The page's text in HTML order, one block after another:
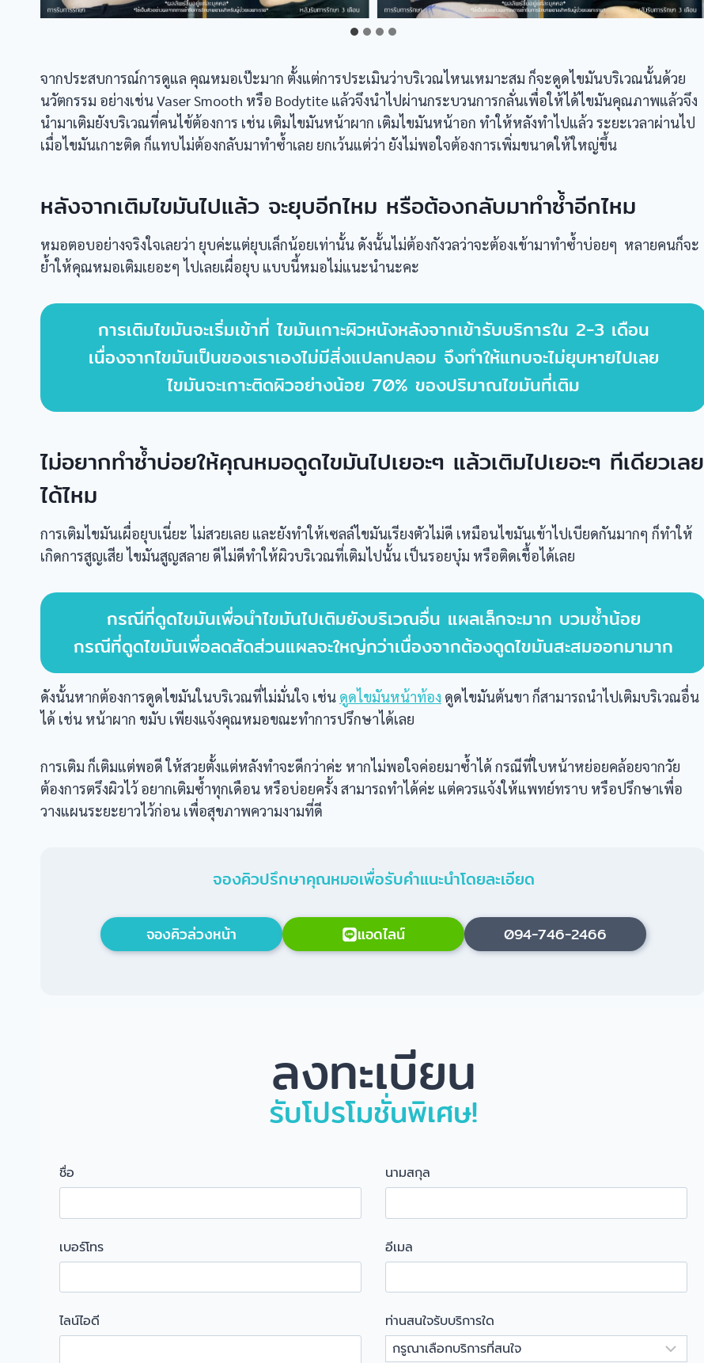
จากประสบการณ์การดูแล คุณหมอเป๊ะมาก ตั้งแต่การประเมินว่าบริเวณไหนเหมาะสม ก็จะดูดไขมันบริเวณนั้นด้วย
นวัตกรรม อย่างเช่น Vaser Smooth หรือ Bodytite แล้วจึงนำไปผ่านกระบวนการกลั่นเพื่อให้ได้ไขมันคุณภาพแล้วจึง
นำมาเติมยังบริเวณที่คนไข้ต้องการ เช่น เติมไขมันหน้าผาก เติมไขมันหน้าอก ทำให้หลังทำไปแล้ว ระยะเวลาผ่านไป
เมื่อไขมันเกาะติด ก็แทบไม่ต้องกลับมาทำซ้ำเลย ยกเว้นแต่ว่า ยังไม่พอใจต้องการเพิ่มขนาดให้ใหญ่ขึ้น
หลังจากเติมไขมันไปแล้ว จะยุบอีกไหม หรือต้องกลับมาทำซ้ำอีกไหม
หมอตอบอย่างจริงใจเลยว่า ยุบค่ะแต่ยุบเล็กน้อยเท่านั้น ดังนั้นไม่ต้องกังวลว่าจะต้องเข้ามาทำซ้ำบ่อยๆ หลายคนก็จะ
ย้ำให้คุณหมอเติมเยอะๆ ไปเลยเผื่อยุบ แบบนี้หมอไม่แนะนำนะคะ
การเติมไขมันจะเริ่มเข้าที่ ไขมันเกาะผิวหนังหลังจากเข้ารับบริการใน 2-3 เดือน
เนื่องจากไขมันเป็นของเราเองไม่มีสิ่งแปลกปลอม จึงทำให้แทบจะไม่ยุบหายไปเลย
ไขมันจะเกาะติดผิวอย่างน้อย 70% ของปริมาณไขมันที่เติม
ไม่อยากทำซ้ำบ่อยให้คุณหมอดูดไขมันไปเยอะๆ แล้วเติมไปเยอะๆ ทีเดียวเลย
ได้ไหม
การเติมไขมันเผื่อยุบเนี่ยะ ไม่สวยเลย และยังทำให้เซลล์ไขมันเรียงตัวไม่ดี เหมือนไขมันเข้าไปเบียดกันมากๆ ก็ทำให้
เกิดการสูญเสีย ไขมันสูญสลาย ดีไม่ดีทำให้ผิวบริเวณที่เติมไปนั้น เป็นรอยบุ๋ม หรือติดเชื้อได้เลย
กรณีที่ดูดไขมันเพื่อนำไขมันไปเติมยังบริเวณอื่น แผลเล็กจะมาก บวมช้ำน้อย
กรณีที่ดูดไขมันเพื่อลดสัดส่วนแผลจะใหญ่กว่าเนื่องจากต้องดูดไขมันสะสมออกมามาก
ดังนั้นหากต้องการดูดไขมันในบริเวณที่ไม่มั่นใจ เช่น ดูดไขมันหน้าท้อง ดูดไขมันต้นขา ก็สามารถนำไปเติมบริเวณอื่น
ได้ เช่น หน้าผาก ขมับ เพียงแจ้งคุณหมอขณะทำการปรึกษาได้เลย
การเติม ก็เติมแต่พอดี ให้สวยตั้งแต่หลังทำจะดีกว่าค่ะ หากไม่พอใจค่อยมาซ้ำได้ กรณีที่ใบหน้าหย่อยคล้อยจากวัย
ต้องการตรึงผิวไว้ อยากเติมซ้ำทุกเดือน หรือบ่อยครั้ง สามารถทำได้ค่ะ แต่ควรแจ้งให้แพทย์ทราบ หรือปรึกษาเพื่อ
วางแผนระยะยาวไว้ก่อน เพื่อสุขภาพความงามที่ดี
จองคิวปรึกษาคุณหมอเพื่อรับคำแนะนำโดยละเอียด
จองคิวล่วงหน้า แอดไลน์ 094-746-2466
ลงทะเบียน
รับโปรโมชั่นพิเศษ!
ชื่อ นามสกุล
เบอร์โทร อีเมล
ไลน์ไอดี ท่านสนใจรับบริการใด